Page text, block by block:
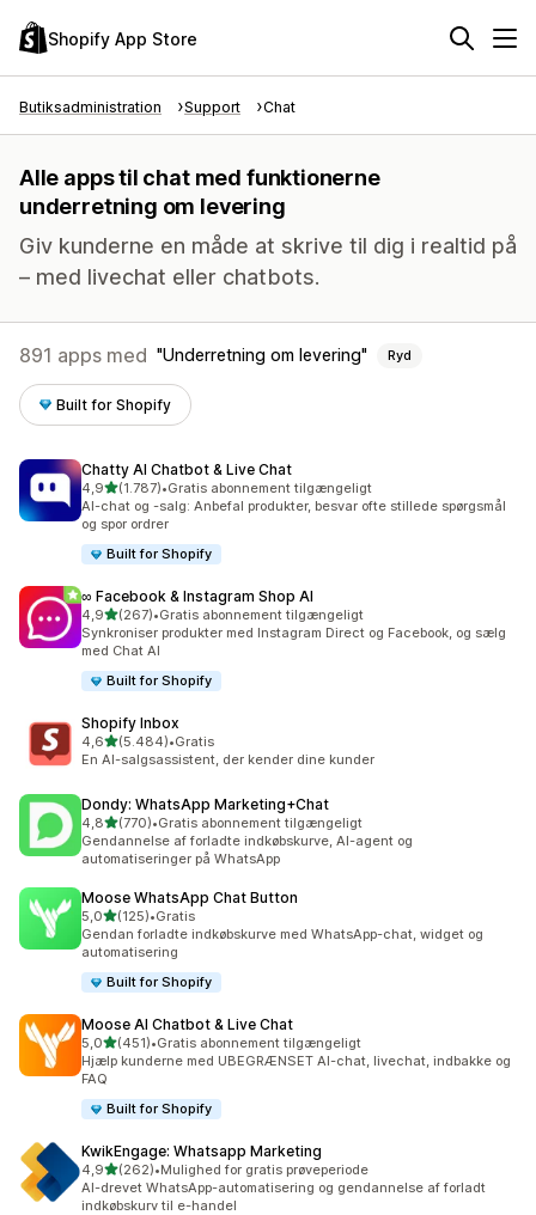
Shopify App Store
Butiksadministration Support Chat
Alle apps til chat med funktionerne
underretning om levering
Giv kunderne en måde at skrive til dig i realtid på
– med livechat eller chatbots.
891 apps med Underretning om levering Ryd
Built for Shopify
Chatty AI Chatbot & Live Chat
4,9ud af 5 stjerner
(1.787)
1787 anmeldelser i alt
•Gratis abonnement tilgængeligt
AI-chat og -salg: Anbefal produkter, besvar ofte stillede spørgsmål
og spor ordrer
Built for Shopify
∞ Facebook & Instagram Shop AI
4,9ud af 5 stjerner
(267)
267 anmeldelser i alt
•Gratis abonnement tilgængeligt
Synkroniser produkter med Instagram Direct og Facebook, og sælg
med Chat AI
Built for Shopify
Shopify Inbox
4,6ud af 5 stjerner
(5.484)
5484 anmeldelser i alt
•Gratis
En AI-salgsassistent, der kender dine kunder
Dondy: WhatsApp Marketing+Chat
4,8ud af 5 stjerner
(770)
770 anmeldelser i alt
•Gratis abonnement tilgængeligt
Gendannelse af forladte indkøbskurve, AI-agent og
automatiseringer på WhatsApp
Moose WhatsApp Chat Button
5,0ud af 5 stjerner
(125)
125 anmeldelser i alt
•Gratis
Gendan forladte indkøbskurve med WhatsApp-chat, widget og
automatisering
Built for Shopify
Moose AI Chatbot & Live Chat
5,0ud af 5 stjerner
(451)
451 anmeldelser i alt
•Gratis abonnement tilgængeligt
Hjælp kunderne med UBEGRÆNSET AI-chat, livechat, indbakke og
FAQ
Built for Shopify
KwikEngage: Whatsapp Marketing
4,9ud af 5 stjerner
(262)
262 anmeldelser i alt
•Mulighed for gratis prøveperiode
AI-drevet WhatsApp-automatisering og gendannelse af forladt
indkøbskurv til e-handel